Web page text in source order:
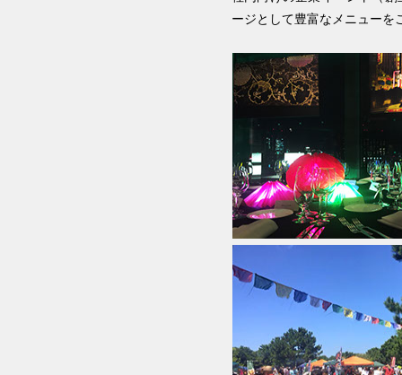
ージとして豊富なメニューを